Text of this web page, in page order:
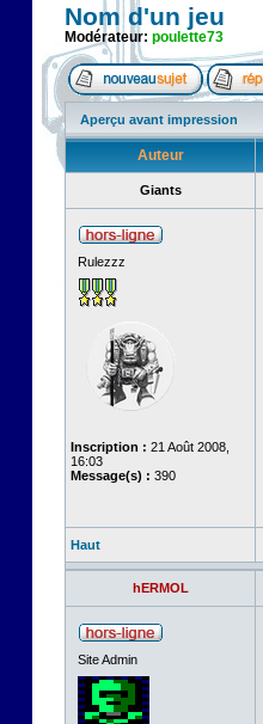
Nom d'un jeu
Modérateur: poulette73
Aperçu avant impression
Auteur
Giants
Rulezzz
Inscription : 21 Août 2008,
16:03
Message(s) : 390
Haut
hERMOL
Site Admin